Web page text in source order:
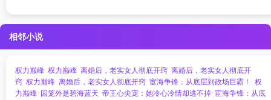
相邻小说
权力巅峰 权力巅峰 离婚后，老实女人彻底开窍 离婚后，老实女人彻底开
窍 权力巅峰 离婚后，老实女人彻底开窍 宦海争锋：从底层到政场巨霸！
权
力巅峰 囚笼外是碧海蓝天 帝王心尖宠：她冷心冷情却逃不掉​​ 宦海争锋：从底